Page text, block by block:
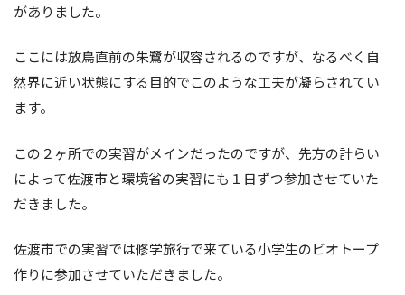
がありました。
ここには放鳥直前の朱鷺が収容されるのですが、なるべく自
然界に近い状態にする目的でこのような工夫が凝らされてい
ます。
この２ヶ所での実習がメインだったのですが、先方の計らい
によって佐渡市と環境省の実習にも１日ずつ参加させていた
だきました。
佐渡市での実習では修学旅行で来ている小学生のビオトープ
作りに参加させていただきました。